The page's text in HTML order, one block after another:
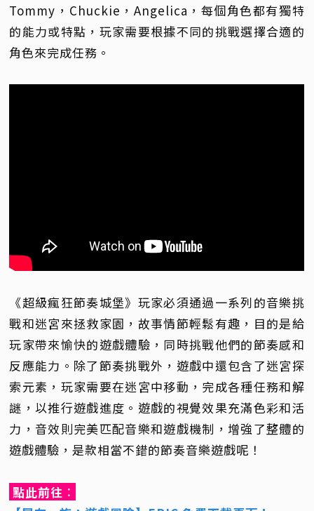
Tommy，Chuckie，Angelica，每個角色都有獨特
的能力或特點，玩家需要根據不同的挑戰選擇合適的
角色來完成任務。
《超級瘋狂節奏城堡》玩家必須通過一系列的音樂挑
戰和迷宮來拯救家園，故事情節輕鬆有趣，目的是給
玩家帶來愉快的遊戲體驗，同時挑戰他們的節奏感和
反應能力。除了節奏挑戰外，遊戲中還包含了迷宮探
索元素，玩家需要在迷宮中移動，完成各種任務和解
謎，以推行遊戲進度。遊戲的視覺效果充滿色彩和活
力，音效則完美匹配音樂和遊戲機制，增強了整體的
遊戲體驗，是款相當不錯的節奏音樂遊戲呢！
點此前往 ：